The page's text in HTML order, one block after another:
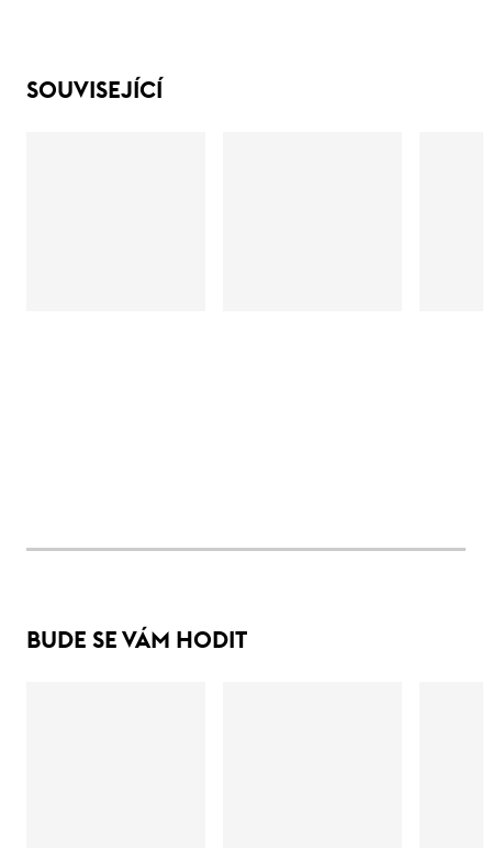
SOUVISEJÍCÍ
BUDE SE VÁM HODIT